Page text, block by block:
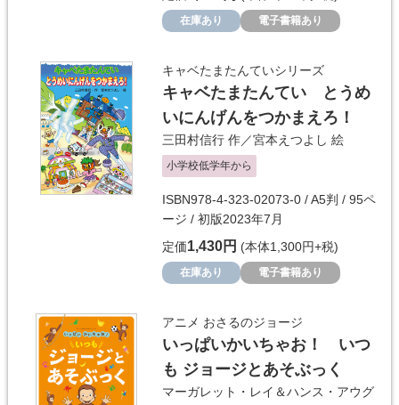
在庫あり 電子書籍あり
キャベたまたんていシリーズ
キャベたまたんてい とうめ
いにんげんをつかまえろ！
三田村信行 作／宮本えつよし 絵
小学校低学年から
ISBN978-4-323-02073-0 / A5判 / 95ペ
ージ / 初版2023年7月
定価1,430円 (本体1,300円+税)
在庫あり 電子書籍あり
アニメ おさるのジョージ
いっぱいかいちゃお！ いつ
も ジョージとあそぶっく
マーガレット・レイ＆ハンス・アウグ